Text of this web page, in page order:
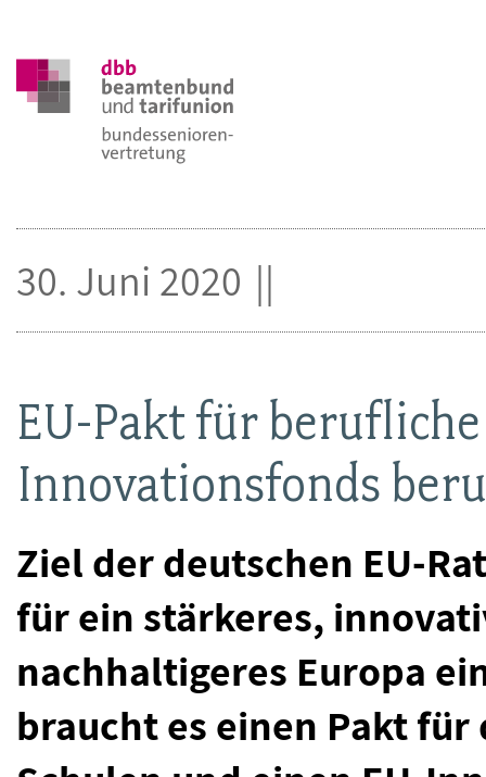
EU-Pakt für
Innovationsfonds
Ziel der deutschen EU-
für ein stärkeres,
nachhaltigeres Europa
braucht es einen Pakt
30. Juni 2020